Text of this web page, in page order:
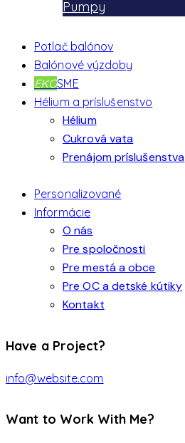
Pumpy
Potlač balónov
Balónové výzdoby
EKOSME
Hélium a príslušenstvo
Hélium
Cukrová vata
Prenájom príslušenstva
Personalizované
Informácie
O nás
Pre spoločnosti
Pre mestá a obce
Pre OC a detské kútiky
Kontakt
Have a Project?
info@website.com
Want to Work With Me?